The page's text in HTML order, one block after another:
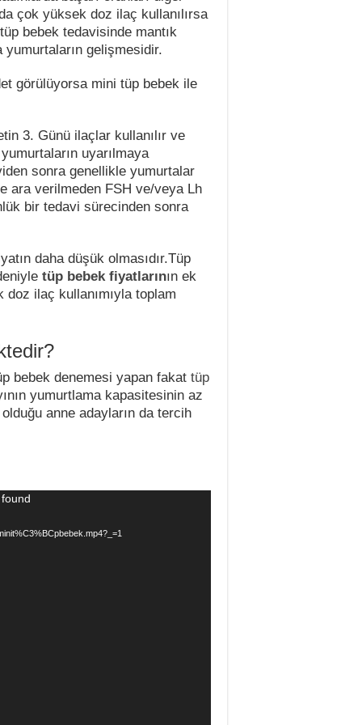
çok yüksek doz ilaç kullanılırsa
bebek tedavisinde mantık
yumurtaların gelişmesidir.
görülüyorsa mini tüp bebek ile
3. Günü ilaçlar kullanılır ve
uyarılmaya
sonra genellikle yumurtalar
ara verilmeden FSH ve/veya Lh
bir tedavi sürecinden sonra
daha düşük olmasıdır.Tüp
tüp bebek fiyatlarının ek
ilaç kullanımıyla toplam
bebek denemesi yapan fakat tüp
yumurtlama kapasitesinin az
anne adayların da tercih